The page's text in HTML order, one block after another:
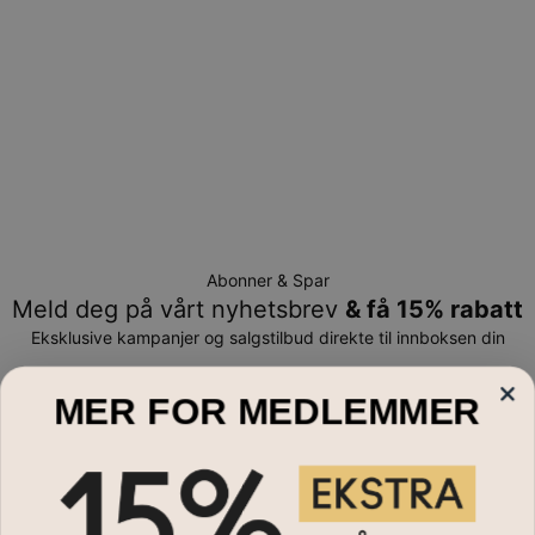
Abonner & Spar
Meld deg på vårt nyhetsbrev & få 15% rabatt
Eksklusive kampanjer og salgstilbud direkte til innboksen din
E-post*MER FOR MEDLEMMER